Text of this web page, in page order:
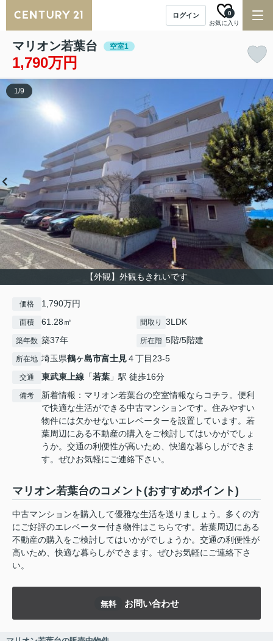
ログイン
お気に入り
0
マリオン若葉台 空室1
1,790万円
【外観】外観もきれいです
1/9
価格 1,790万円
面積 61.28㎡ 間取り 3LDK
築年数 築37年 所在階 5階/5階建
所在地 埼玉県鶴ヶ島市富士見４丁目23-5
交通 東武東上線 「若葉 」駅 徒歩16分
備考
新着情報：マリオン若葉台の空室情報ならコチラ。便利
で快適な生活ができる中古マンションです。住みやすい
物件には欠かせないエレベーターを設置しています。若
葉周辺にある不動産の購入をご検討してはいかがでしょ
うか。交通の利便性が高いため、快適な暮らしができま
す。ぜひお気軽にご連絡下さい。
マリオン若葉台のコメント(おすすめポイント)
中古マンションを購入して優雅な生活を送りましょう。多くの方
にご好評のエレベーター付き物件はこちらです。若葉周辺にある
不動産の購入をご検討してはいかがでしょうか。交通の利便性が
高いため、快適な暮らしができます。ぜひお気軽にご連絡下さ
い。
無料 お問い合わせ